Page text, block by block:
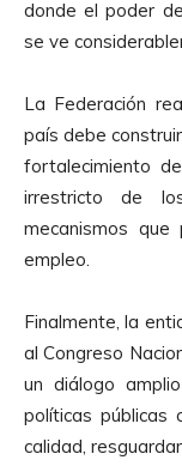
donde el poder
se ve
La Federación
país debe
fortalecimiento
irrestricto de
mecanismos que
empleo.
Finalmente, la
al Congreso
un diálogo
políticas públicas
calidad,